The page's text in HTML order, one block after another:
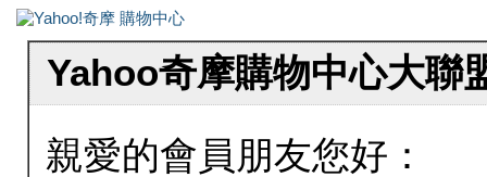
Yahoo奇摩購物中心大聯
親愛的會員朋友您好：